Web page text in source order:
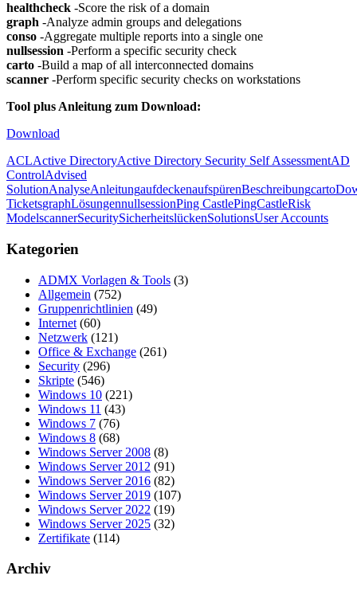
healthcheck -Score the risk of a domain
graph -Analyze admin groups and delegations
conso -Aggregate multiple reports into a single one
nullsession -Perform a specific security check
carto -Build a map of all interconnected domains
scanner -Perform specific security checks on workstations
Tool plus Anleitung zum Download:
Download
ACLActive DirectoryActive Directory Security Self AssessmentAD
ControlAdvised
SolutionAnalyseAnleitungaufdeckenaufspürenBeschreibungcarto
TicketsgraphLösungennullsessionPing CastlePingCastleRisk
ModelscannerSecuritySicherheitslückenSolutionsUser Accounts
Kategorien
ADMX Vorlagen & Tools (3)
Allgemein (752)
Gruppenrichtlinien (49)
Internet (60)
Netzwerk (121)
Office & Exchange (261)
Security (296)
Skripte (546)
Windows 10 (221)
Windows 11 (43)
Windows 7 (76)
Windows 8 (68)
Windows Server 2008 (8)
Windows Server 2012 (91)
Windows Server 2016 (82)
Windows Server 2019 (107)
Windows Server 2022 (19)
Windows Server 2025 (32)
Zertifikate (114)
Archiv